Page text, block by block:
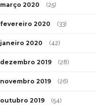
março 2020 (25)
fevereiro 2020 (33)
janeiro 2020 (42)
dezembro 2019 (28)
novembro 2019 (26)
outubro 2019 (54)